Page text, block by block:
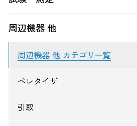
周辺機器 他
周辺機器 他 カテゴリ一覧
ペレタイザ
引取